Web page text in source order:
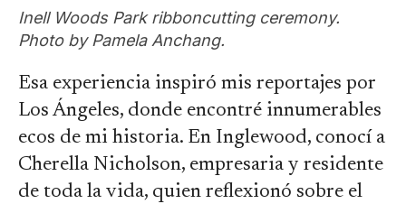
Inell Woods Park ribboncutting ceremony.
Photo by Pamela Anchang.
Esa experiencia inspiró mis reportajes por
Los Ángeles, donde encontré innumerables
ecos de mi historia. En Inglewood, conocí a
Cherella Nicholson, empresaria y residente
de toda la vida, quien reflexionó sobre el